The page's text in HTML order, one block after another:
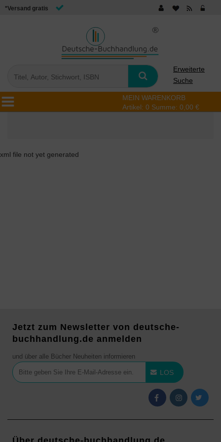
*Versand gratis
Erweiterte
Suche
MEIN WARENKORB
Artikel: 0 Summe: 0,00 €
xml file not yet generated
Jetzt zum Newsletter von deutsche-
buchhandlung.de anmelden
und über alle Bücher Neuheiten informieren
LOS